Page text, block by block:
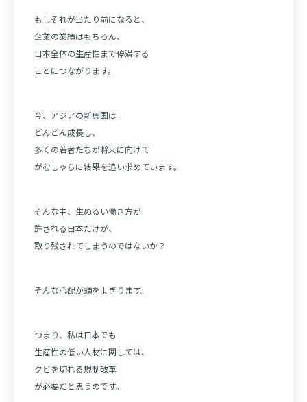
もしそれが当たり前になると、
企業の業績はもちろん、
日本全体の生産性まで停滞する
ことにつながります。
今、アジアの新興国は
どんどん成長し、
多くの若者たちが将来に向けて
がむしゃらに結果を追い求めています。
そんな中、生ぬるい働き方が
許される日本だけが、
取り残されてしまうのではないか？
そんな心配が頭をよぎります。
つまり、私は日本でも
生産性の低い人材に関しては、
クビを切れる規制改革
が必要だと思うのです。